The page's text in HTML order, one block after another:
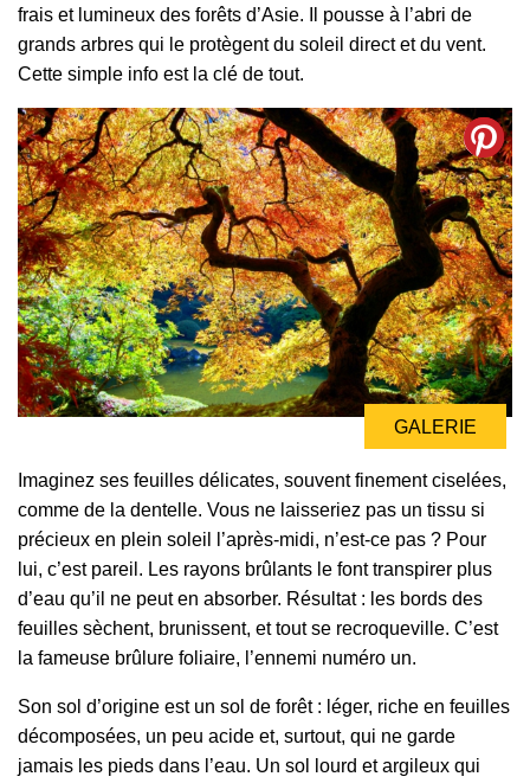
frais et lumineux des forêts d’Asie. Il pousse à l’abri de
grands arbres qui le protègent du soleil direct et du vent.
Cette simple info est la clé de tout.
GALERIE
Imaginez ses feuilles délicates, souvent finement ciselées,
comme de la dentelle. Vous ne laisseriez pas un tissu si
précieux en plein soleil l’après-midi, n’est-ce pas ? Pour
lui, c’est pareil. Les rayons brûlants le font transpirer plus
d’eau qu’il ne peut en absorber. Résultat : les bords des
feuilles sèchent, brunissent, et tout se recroqueville. C’est
la fameuse brûlure foliaire, l’ennemi numéro un.
Son sol d’origine est un sol de forêt : léger, riche en feuilles
décomposées, un peu acide et, surtout, qui ne garde
jamais les pieds dans l’eau. Un sol lourd et argileux qui